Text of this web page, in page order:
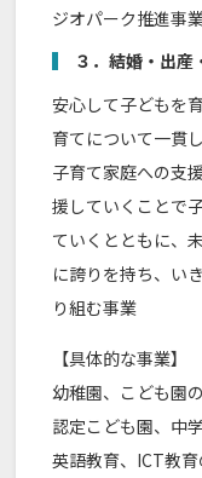
ジオパーク推進事
３．結婚・出産
安心して子どもを
育てについて一貫
子育て家庭への支
援していくことで
ていくとともに、
に誇りを持ち、い
り組む事業
【具体的な事業】
幼稚園、こども園
認定こども園、中
英語教育、ICT教